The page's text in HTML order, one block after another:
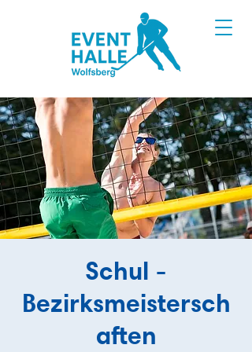
Schul -
Bezirksmeistersch
aften